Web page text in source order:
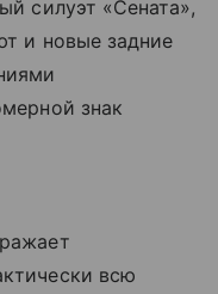
силуэт «Сената»,
и новые задние
знак
всю